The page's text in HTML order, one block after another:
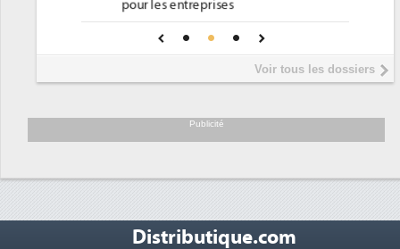
Phocea DC dans les cordes pour la
Interview de Fabrice Coquio,
président de Digital Realty...
soutient les...
Voir tous les dossiers
Publicité
Distributique.com